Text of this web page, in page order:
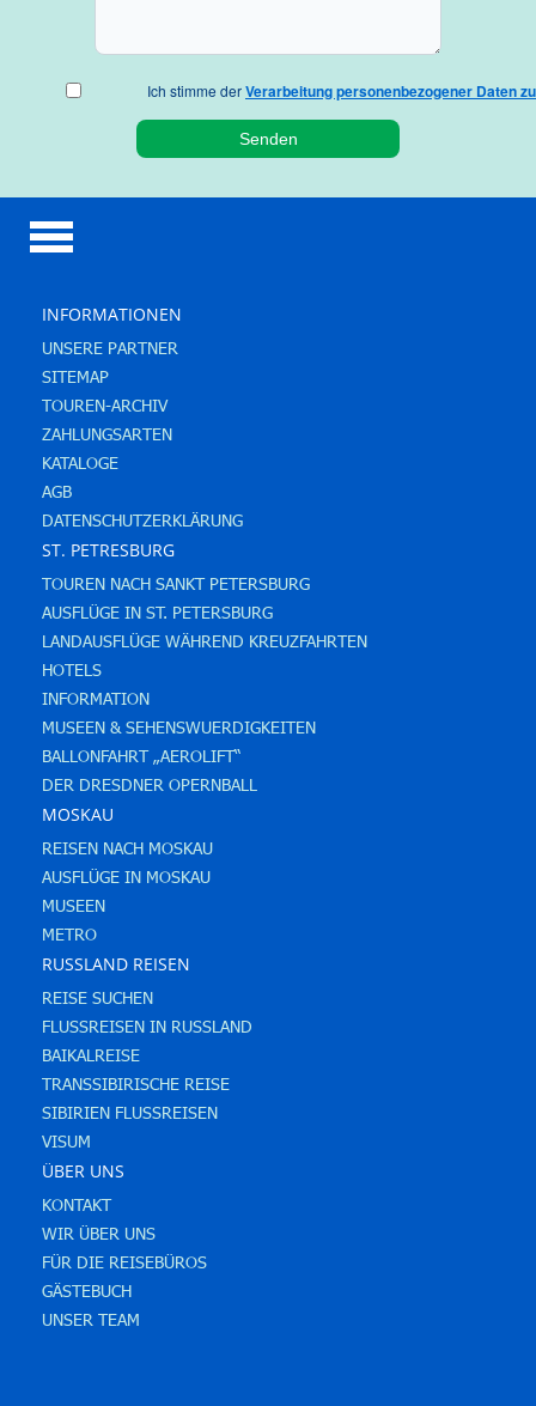
Ich stimme derVerarbeitung personenbezogener Daten zu
INFORMATIONEN
UNSERE PARTNER
SITEMAP
TOUREN-ARCHIV
ZAHLUNGSARTEN
KATALOGE
AGB
DATENSCHUTZERKLÄRUNG
ST. PETRESBURG
TOUREN NACH SANKT PETERSBURG
AUSFLÜGE IN ST. PETERSBURG
LANDAUSFLÜGE WÄHREND KREUZFAHRTEN
HOTELS
INFORMATION
MUSEEN & SEHENSWUERDIGKEITEN
BALLONFAHRT „AEROLIFT“
DER DRESDNER OPERNBALL
MOSKAU
REISEN NACH MOSKAU
AUSFLÜGE IN MOSKAU
MUSEEN
METRO
RUSSLAND REISEN
REISE SUCHEN
FLUSSREISEN IN RUSSLAND
BAIKALREISE
TRANSSIBIRISCHE REISE
SIBIRIEN FLUSSREISEN
VISUM
ÜBER UNS
KONTAKT
WIR ÜBER UNS
FÜR DIE REISEBÜROS
GÄSTEBUCH
UNSER TEAM